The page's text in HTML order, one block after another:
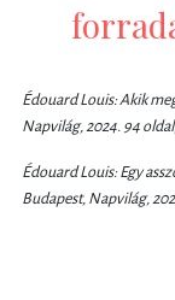
Édouard Louis:Akik
Napvilág, 2024. 94
Édouard Louis:Egy
Budapest, Napvilág,